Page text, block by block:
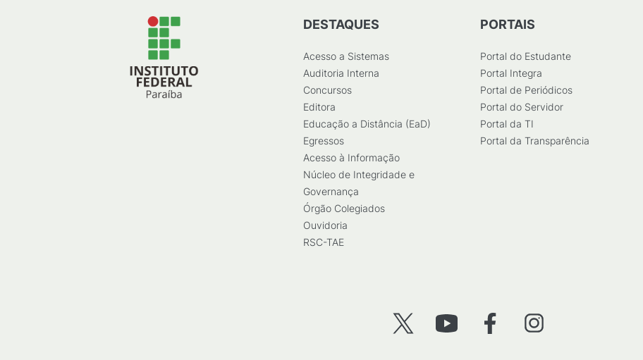
DESTAQUES
Acesso a Sistemas
Auditoria Interna
Concursos
Editora
Educação a Distância (EaD)
Egressos
Acesso à Informação
Núcleo de Integridade e
Governança
Órgão Colegiados
Ouvidoria
RSC-TAE
PORTAIS
Portal do Estudante
Portal Integra
Portal de Periódicos
Portal do Servidor
Portal da TI
Portal da Transparência